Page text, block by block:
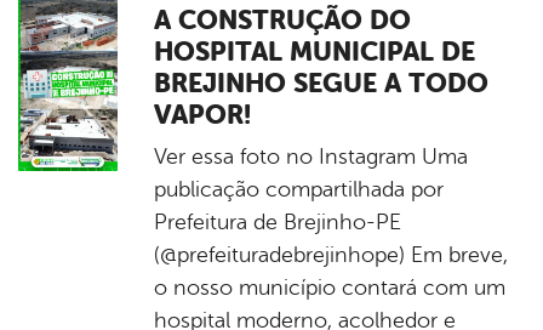
A CONSTRUÇÃO DO
HOSPITAL MUNICIPAL DE
BREJINHO SEGUE A TODO
VAPOR!
Ver essa foto no Instagram Uma
publicação compartilhada por
Prefeitura de Brejinho-PE
(@prefeituradebrejinhope) Em breve,
o nosso município contará com um
hospital moderno, acolhedor e